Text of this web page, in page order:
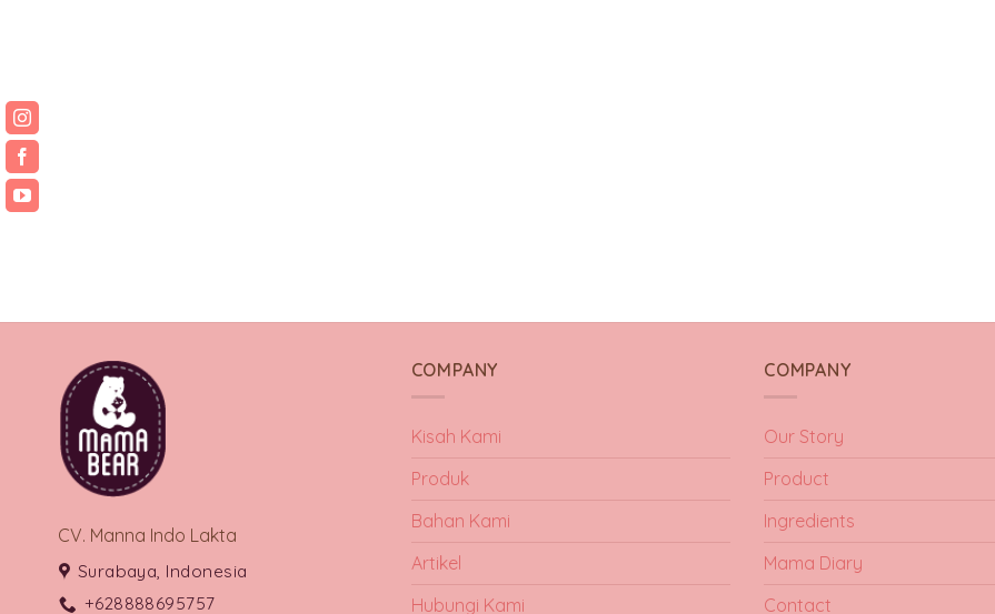
CV. Manna Indo Lakta
Surabaya, Indonesia
+628888695757
COMPANY
Kisah Kami
Produk
Bahan Kami
Artikel
Hubungi Kami
COMPANY
Our Story
Product
Ingredients
Mama Diary
Contact